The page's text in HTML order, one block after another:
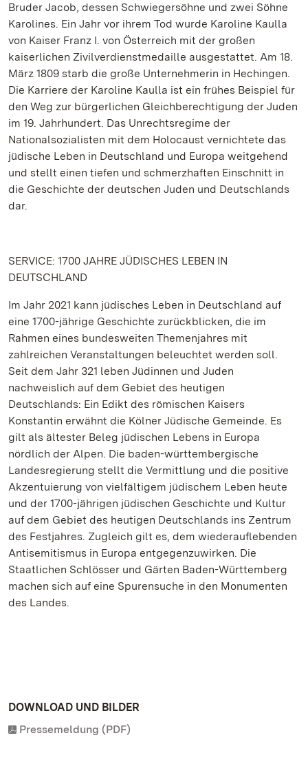
Bruder Jacob, dessen Schwiegersöhne und zwei Söhne
Karolines. Ein Jahr vor ihrem Tod wurde Karoline Kaulla
von Kaiser Franz I. von Österreich mit der großen
kaiserlichen Zivilverdienstmedaille ausgestattet. Am 18.
März 1809 starb die große Unternehmerin in Hechingen.
Die Karriere der Karoline Kaulla ist ein frühes Beispiel für
den Weg zur bürgerlichen Gleichberechtigung der Juden
im 19. Jahrhundert. Das Unrechtsregime der
Nationalsozialisten mit dem Holocaust vernichtete das
jüdische Leben in Deutschland und Europa weitgehend
und stellt einen tiefen und schmerzhaften Einschnitt in
die Geschichte der deutschen Juden und Deutschlands
dar.
SERVICE: 1700 JAHRE JÜDISCHES LEBEN IN
DEUTSCHLAND
Im Jahr 2021 kann jüdisches Leben in Deutschland auf
eine 1700-jährige Geschichte zurückblicken, die im
Rahmen eines bundesweiten Themenjahres mit
zahlreichen Veranstaltungen beleuchtet werden soll.
Seit dem Jahr 321 leben Jüdinnen und Juden
nachweislich auf dem Gebiet des heutigen
Deutschlands: Ein Edikt des römischen Kaisers
Konstantin erwähnt die Kölner Jüdische Gemeinde. Es
gilt als ältester Beleg jüdischen Lebens in Europa
nördlich der Alpen. Die baden-württembergische
Landesregierung stellt die Vermittlung und die positive
Akzentuierung von vielfältigem jüdischem Leben heute
und der 1700-jährigen jüdischen Geschichte und Kultur
auf dem Gebiet des heutigen Deutschlands ins Zentrum
des Festjahres. Zugleich gilt es, dem wiederauflebenden
Antisemitismus in Europa entgegenzuwirken. Die
Staatlichen Schlösser und Gärten Baden-Württemberg
machen sich auf eine Spurensuche in den Monumenten
des Landes.
DOWNLOAD UND BILDER
Pressemeldung (PDF)